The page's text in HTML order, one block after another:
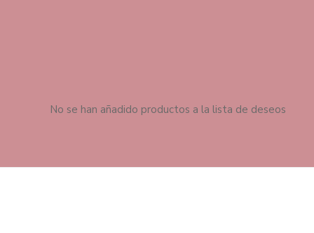
No se han añadido productos a la lista de deseos